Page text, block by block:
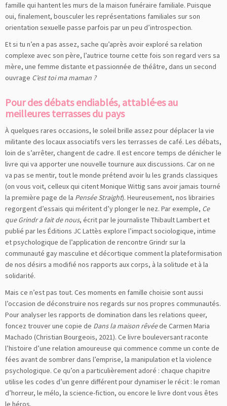
famille qui hantent les murs de la maison funéraire familiale. Puisque
oui, finalement, bousculer les représentations familiales sur son
orientation sexuelle passe parfois par un peu d’introspection.
Et si tu n’en a pas assez, sache qu’après avoir exploré sa relation
complexe avec son père, l’autrice tourne cette fois son regard vers sa
mère, une femme distante et passionnée de théâtre, dans un second
ouvrage C’est toi ma maman ?
Pour des débats endiablés, attablé·es au
meilleures terrasses du pays
À quelques rares occasions, le soleil brille assez pour déplacer la vie
militante des locaux associatifs vers les terrasses de café. Les débats,
loin de s’arrêter, changent de cadre. Il est encore temps de dénicher le
livre qui va apporter une nouvelle tournure aux discussions. Car on ne
va pas se mentir, tout le monde prétend avoir lu les grands classiques
(on vous voit, celleux qui citent Monique Wittig sans avoir jamais tourné
la première page de la Pensée Straight). Heureusement, nos librairies
regorgent d’essais qui méritent d’y plonger le nez. Par exemple, Ce
que Grindr a fait de nous, écrit par le journaliste Thibault Lambert et
publié par les Éditions JC Lattès explore l’impact sociologique, intime
et psychologique de l’application de rencontre Grindr sur la
communauté gay masculine et décortique comment la plateformisation
de nos désirs a modifié nos rapports aux corps, à la solitude et à la
solidarité.
Mais ce n’est pas tout. Ces moments en famille choisie sont aussi
l’occasion de déconstruire nos regards sur nos propres communautés.
Pour analyser les rapports de domination dans les relations queer,
foncez trouver une copie de Dans la maison rêvéede Carmen Maria
Machado (Christian Bourgeois, 2021). Ce livre bouleversant raconte
l’histoire d’une relation amoureuse qui commence comme un conte de
fées avant de sombrer dans l’emprise, la manipulation et la violence
psychologique. Ce qu’on a particulièrement adoré : chaque chapitre
utilise les codes d’un genre différent pour dynamiser le récit : le roman
d’horreur, le mélo, la science-fiction, ou encore le livre dont vous êtes
le héros.